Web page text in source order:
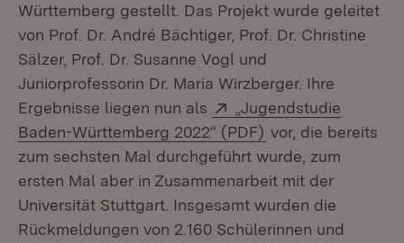
Württemberg gestellt. Das Projekt wurde geleitet
von Prof. Dr. André Bächtiger, Prof. Dr. Christine
Sälzer, Prof. Dr. Susanne Vogl und
Juniorprofessorin Dr. Maria Wirzberger. Ihre
Ergebnisse liegen nun als
Extern:
„Jugendstudie
Baden-Württemberg 2022“ (PDF) (Öffnet in neuem
vor, die bereits
zum sechsten Mal durchgeführt wurde, zum
ersten Mal aber in Zusammenarbeit mit der
Universität Stuttgart. Insgesamt wurden die
Rückmeldungen von 2.160 Schülerinnen und